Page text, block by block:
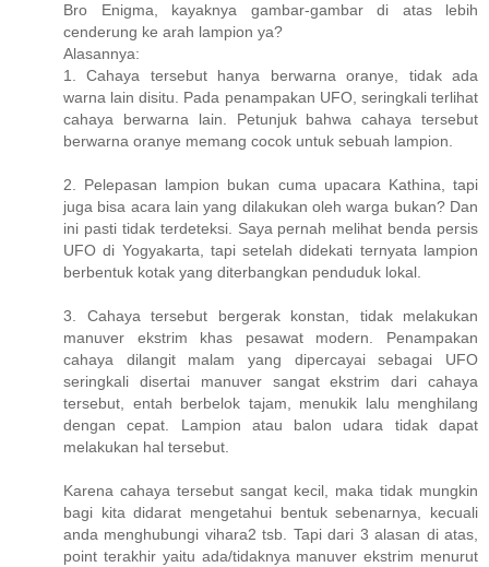
Bro Enigma, kayaknya gambar-gambar di atas lebih
cenderung ke arah lampion ya?
Alasannya:
1. Cahaya tersebut hanya berwarna oranye, tidak ada
warna lain disitu. Pada penampakan UFO, seringkali terlihat
cahaya berwarna lain. Petunjuk bahwa cahaya tersebut
berwarna oranye memang cocok untuk sebuah lampion.
2. Pelepasan lampion bukan cuma upacara Kathina, tapi
juga bisa acara lain yang dilakukan oleh warga bukan? Dan
ini pasti tidak terdeteksi. Saya pernah melihat benda persis
UFO di Yogyakarta, tapi setelah didekati ternyata lampion
berbentuk kotak yang diterbangkan penduduk lokal.
3. Cahaya tersebut bergerak konstan, tidak melakukan
manuver ekstrim khas pesawat modern. Penampakan
cahaya dilangit malam yang dipercayai sebagai UFO
seringkali disertai manuver sangat ekstrim dari cahaya
tersebut, entah berbelok tajam, menukik lalu menghilang
dengan cepat. Lampion atau balon udara tidak dapat
melakukan hal tersebut.
Karena cahaya tersebut sangat kecil, maka tidak mungkin
bagi kita didarat mengetahui bentuk sebenarnya, kecuali
anda menghubungi vihara2 tsb. Tapi dari 3 alasan di atas,
point terakhir yaitu ada/tidaknya manuver ekstrim menurut